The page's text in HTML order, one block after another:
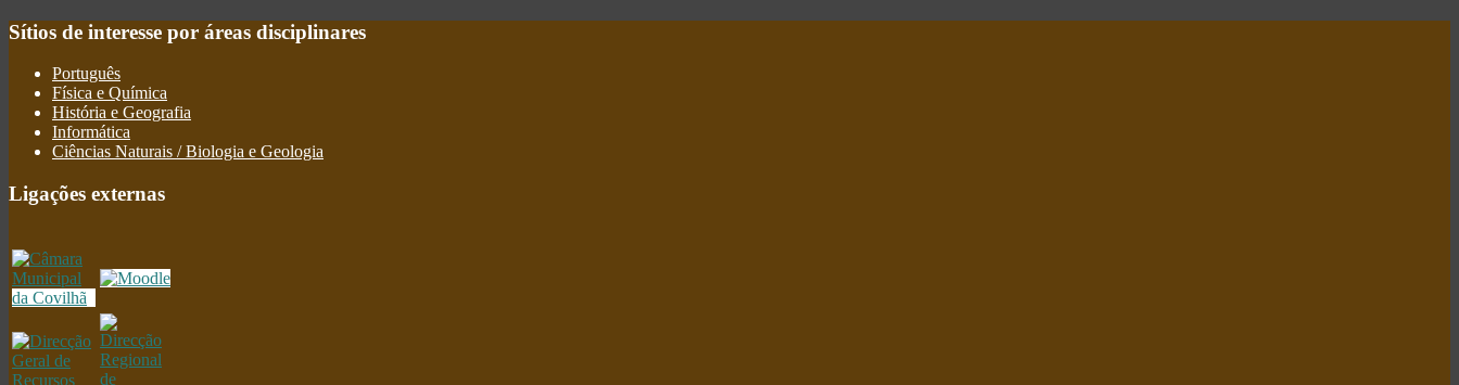
Sítios de interesse por áreas disciplinares
Português
Física e Química
História e Geografia
Informática
Ciências Naturais / Biologia e Geologia
Ligações externas